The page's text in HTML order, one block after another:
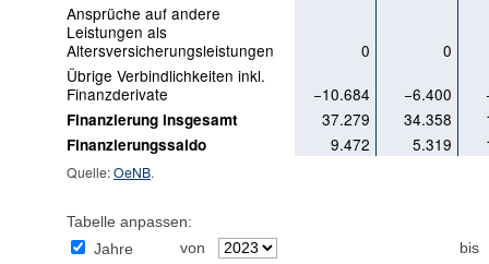
Ansprüche auf andere
Leistungen als
Altersversicherungsleistungen
0
0
Übrige Verbindlichkeiten inkl.
Finanzderivate
−10.684 −6.400
Finanzierung insgesamt 37.279 34.358
Finanzierungssaldo 9.472 5.319
Quelle:OeNB.
Tabelle anpassen:
Jahre
von
bis